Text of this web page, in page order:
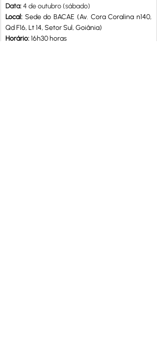
Data: 4 de outubro (sábado)
Local: Sede do BACAE (Av. Cora Coralina n140,
Qd F16, Lt 14, Setor Sul, Goiânia)
Horário: 16h30 horas